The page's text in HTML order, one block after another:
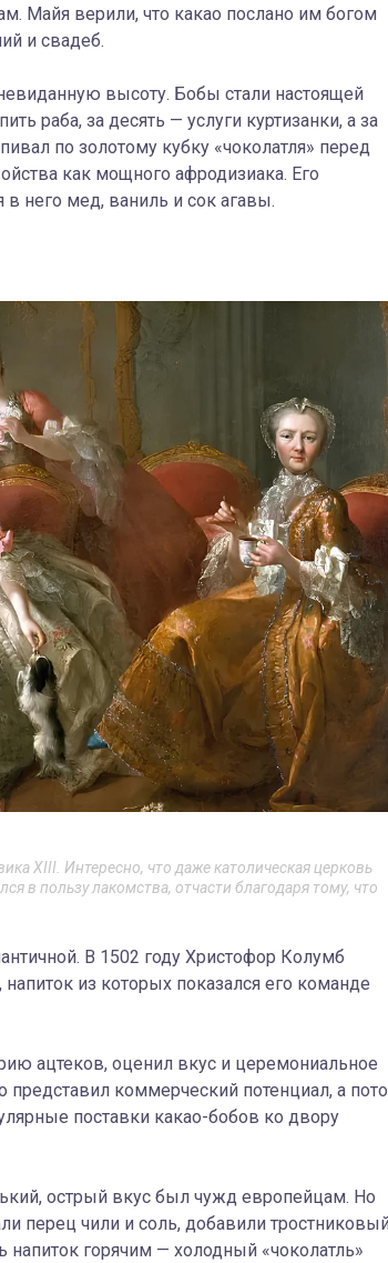
Майя верили, что какао послано им богом
и свадеб.
высоту. Бобы стали настоящей
раба, за десять — услуги куртизанки, а за
по золотому кубку «чоколатля» перед
как мощного афродизиака. Его
него мед, ваниль и сок агавы.
XIII. Интересно, что даже католическая церковь
в пользу лакомства, отчасти благодаря тому, что
В 1502 году Христофор Колумб
из которых показался его команде
ацтеков, оценил вкус и церемониальное
коммерческий потенциал, а
поставки какао-бобов ко двору
острый вкус был чужд европейцам. Но
перец чили и соль, добавили
напиток горячим — холодный «чоколатль»